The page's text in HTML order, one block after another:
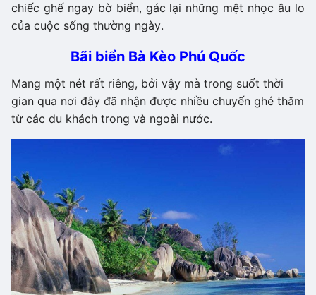
chiếc ghế ngay bờ biển, gác lại những mệt nhọc âu lo
của cuộc sống thường ngày.
Bãi biển Bà Kèo Phú Quốc
Mang một nét rất riêng, bởi vậy mà trong suốt thời
gian qua nơi đây đã nhận được nhiều chuyến ghé thăm
từ các du khách trong và ngoài nước.